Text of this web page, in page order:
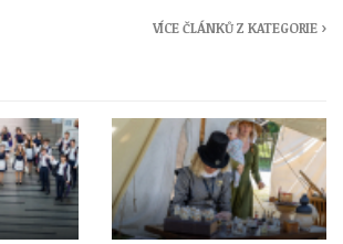
VÍCE ČLÁNKŮ Z KATEGORIE ›